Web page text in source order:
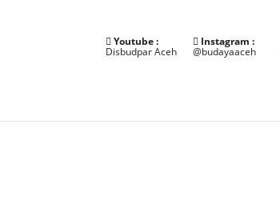
Youtube :
Disbudpar Aceh
Instagram :
@budayaaceh